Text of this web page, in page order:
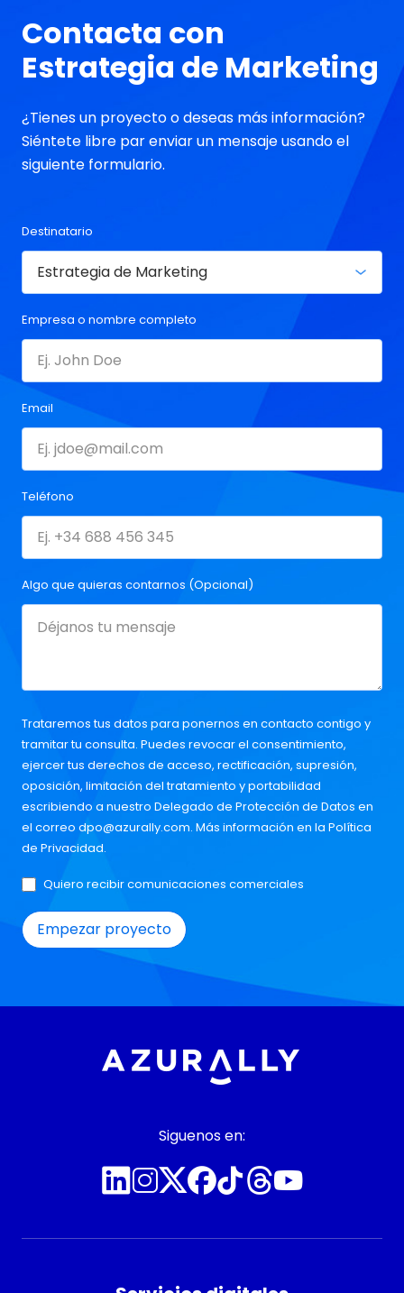
Contacta con
Estrategia de Marketing
¿Tienes un proyecto o deseas más información?
Siéntete libre par enviar un mensaje usando el
siguiente formulario.
Destinatario
Empresa o nombre completo
Email
Teléfono
Algo que quieras contarnos (Opcional)
Trataremos tus datos para ponernos en contacto contigo y
tramitar tu consulta. Puedes revocar el consentimiento,
ejercer tus derechos de acceso, rectificación, supresión,
oposición, limitación del tratamiento y portabilidad
escribiendo a nuestro Delegado de Protección de Datos en
el correo dpo@azurally.com. Más información en la Política
de Privacidad.
Quiero recibir comunicaciones comerciales
Siguenos en: